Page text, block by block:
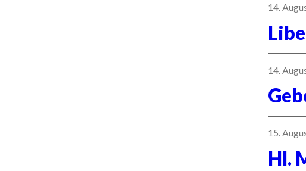
14.
14.
Hl.
15.